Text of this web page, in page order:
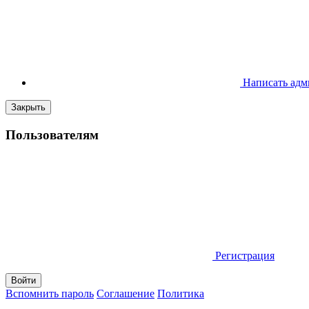
Написать
Закрыть
Пользователям
Регистрация
Вспомнить пароль Соглашение Политика